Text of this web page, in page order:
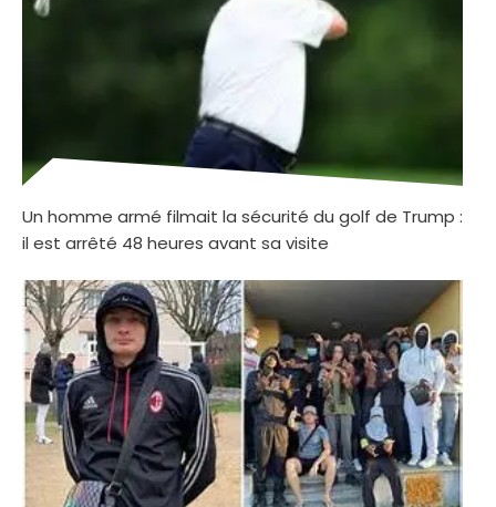
Un homme armé filmait la sécurité du golf de Trump :
il est arrêté 48 heures avant sa visite